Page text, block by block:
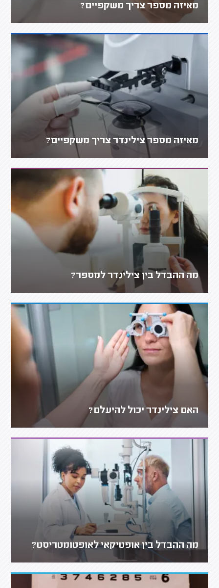
מאיזה מספר צריך משקפיים?
מאיזה מספר צילינדר צריך משקפיים?
מה ההבדל בין צילינדר למספר?
האם צילינדר יכול להיעלם?
מה ההבדל בין אופטיקאי לאופטומטריסט?